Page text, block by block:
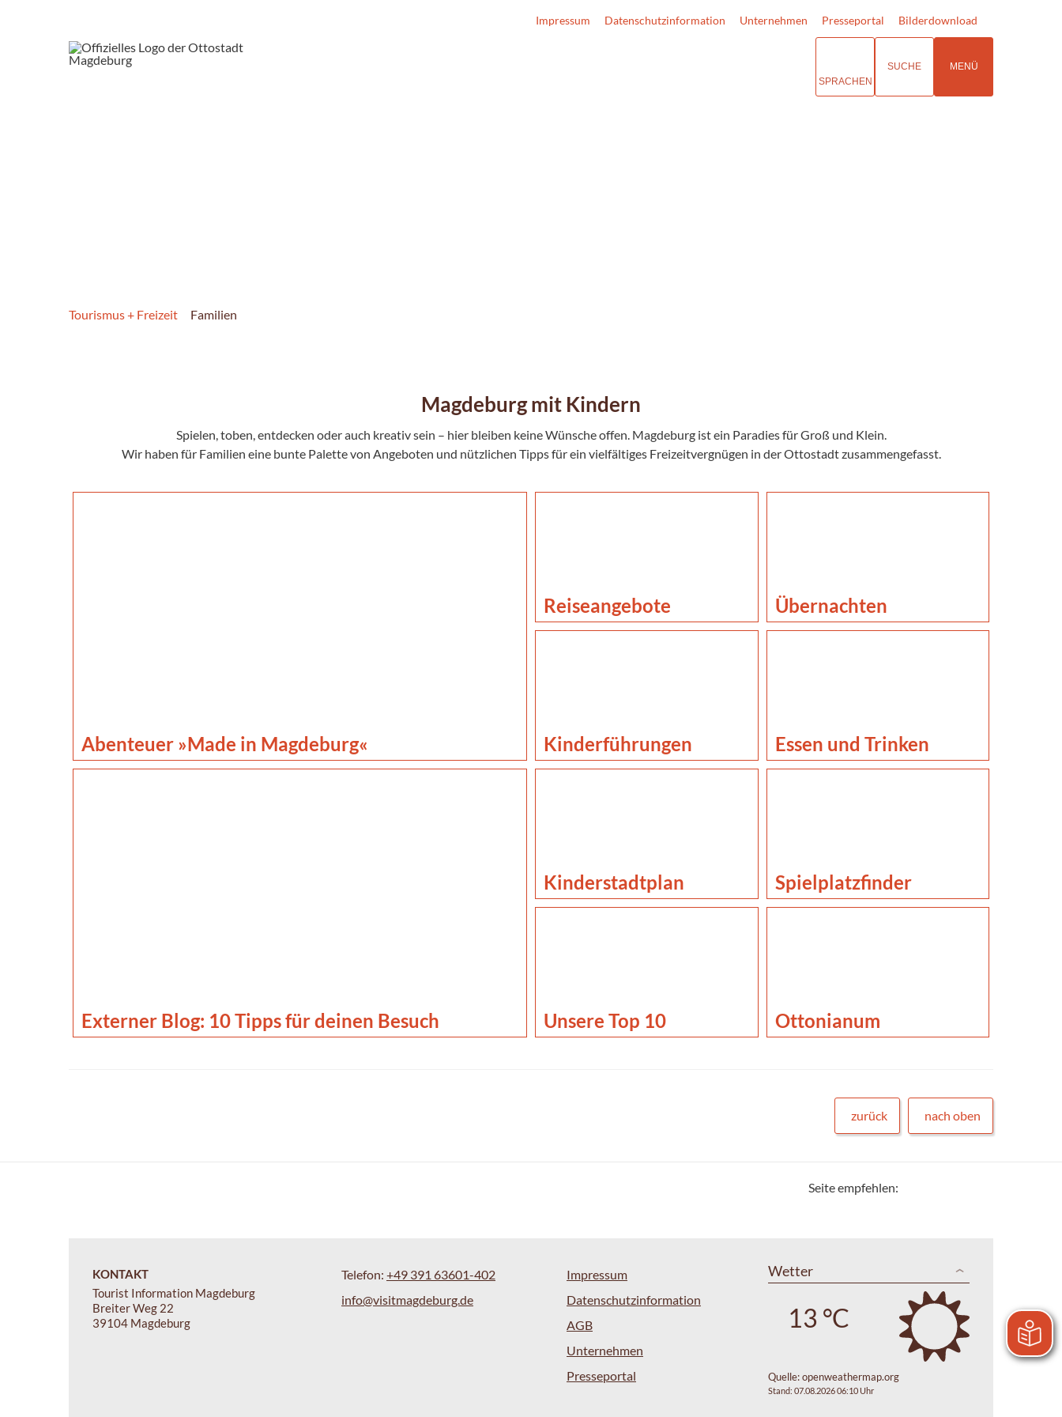
Impressum Datenschutzinformation Unternehmen Presseportal Bilderdownload
SPRACHEN
SUCHE MENÜ
Tourismus + Freizeit Familien
Magdeburg mit Kindern
Spielen, toben, entdecken oder auch kreativ sein – hier bleiben keine Wünsche offen. Magdeburg ist ein Paradies für Groß und Klein.
Wir haben für Familien eine bunte Palette von Angeboten und nützlichen Tipps für ein vielfältiges Freizeitvergnügen in der Ottostadt zusammengefasst.
Abenteuer »Made in Magdeburg«
Reiseangebote
Kinderführungen
Übernachten
Essen und Trinken
Externer Blog: 10 Tipps für deinen Besuch
Kinderstadtplan
Unsere Top 10
Spielplatzfinder
Ottonianum
zurück nach oben
Seite empfehlen:
KONTAKT
Tourist Information Magdeburg
Breiter Weg 22
39104 Magdeburg
Telefon: +49 391 63601-402
info@visitmagdeburg.de
Impressum
Datenschutzinformation
AGB
Unternehmen
Presseportal
Wetter
13 °C
Quelle:openweathermap.org
Stand: 07.08.2026 06:10 Uhr